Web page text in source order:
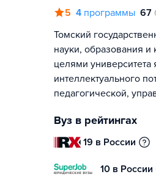
5 4 программы 67
Томский
науки, образования и
целями
интеллектуального
педагогической,
Вуз в рейтингах
19 в России
10 в России